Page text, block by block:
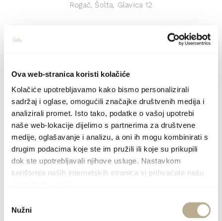
Ova web-stranica koristi kolačiće
Kolačiće upotrebljavamo kako bismo personalizirali
sadržaj i oglase, omogućili značajke društvenih medija i
analizirali promet. Isto tako, podatke o vašoj upotrebi
naše web-lokacije dijelimo s partnerima za društvene
medije, oglašavanje i analizu, a oni ih mogu kombinirati s
drugim podacima koje ste im pružili ili koje su prikupili
dok ste upotrebljavali njihove usluge. Nastavkom
korištenja naših internetskih stranica vi prihvaćate našu
pristanka
Nužni
Rogač, Šolta, Glavica 12